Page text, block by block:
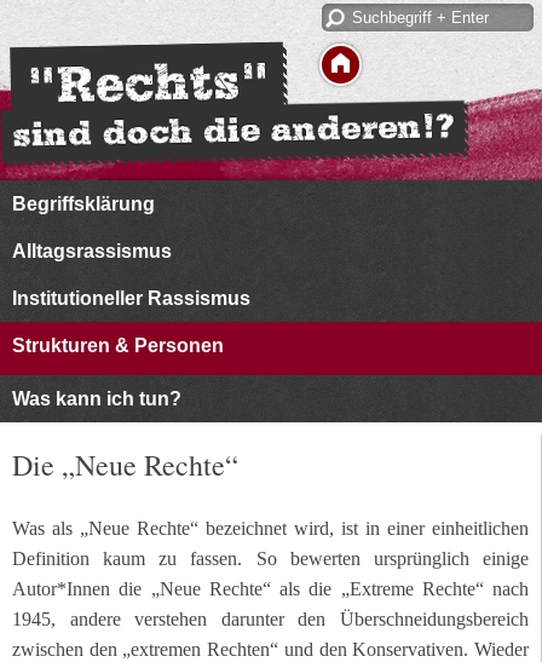
Begriffsklärung
Alltagsrassismus
Institutioneller Rassismus
Strukturen & Personen
Was kann ich tun?
Die „Neue Rechte“
Was als „Neue Rechte“ bezeichnet wird, ist in einer einheitlichen
Definition kaum zu fassen. So bewerten ursprünglich einige
Autor*Innen die „Neue Rechte“ als die „Extreme Rechte“ nach
1945, andere verstehen darunter den Überschneidungsbereich
zwischen den „extremen Rechten“ und den Konservativen. Wieder